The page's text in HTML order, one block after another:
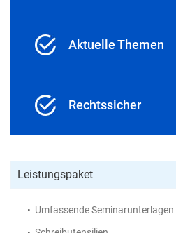
Aktuelle Themen
Rechtssicher
Leistungspaket
Umfassende Seminarunterlagen